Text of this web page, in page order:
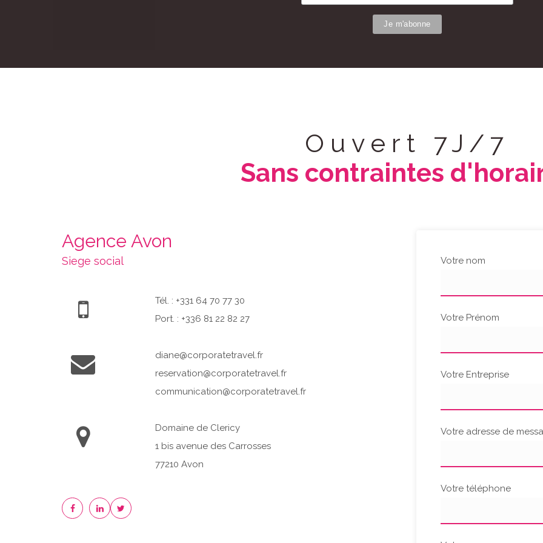
Ouvert 7J/7
Sans contraintes
Agence Avon
Siege social
Tél. : +331 64 70 77 30
Port. : +336 81 22 82 27
diane@corporatetravel.fr
reservation@corporatetravel.fr
communication@corporatetravel.fr
Domaine de Clericy
1 bis avenue des Carrosses
77210 Avon
Votre nom
Votre Prénom
Votre Entreprise
Votre adresse de
Votre téléphone